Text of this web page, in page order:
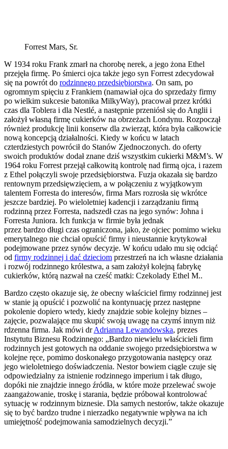
Forrest Mars, Sr.
W 1934 roku Frank zmarł na chorobę nerek, a jego żona Ethel
przejęła firmę. Po śmierci ojca także jego syn Forrest zdecydował
się na powrót do rodzinnego przedsiębiorstwa. On sam, po
ogromnym spięciu z Frankiem (namawiał ojca do sprzedaży firmy
po wielkim sukcesie batonika MilkyWay), pracował przez krótki
czas dla Toblera i dla Nestlé, a następnie przeniósł się do Anglii i
założył własną firmę cukierków na obrzeżach Londynu. Rozpoczął
również produkcję linii konserw dla zwierząt, która była całkowicie
nową koncepcją działalności. Kiedy w końcu w latach
czterdziestych powrócił do Stanów Zjednoczonych. do oferty
swoich produktów dodał znane dziś wszystkim cukierki M&M’s. W
1964 roku Forrest przejął całkowitą kontrolę nad firmą ojca, i razem
z Ethel połączyli swoje przedsiębiorstwa. Fuzja okazała się bardzo
rentownym przedsięwzięciem, a w połączeniu z wyjątkowym
talentem Forresta do interesów, firma Mars rozrosła się wkrótce
jeszcze bardziej. Po wieloletniej kadencji i zarządzaniu firmą
rodzinną przez Forresta, nadszedł czas na jego synów: Johna i
Forresta Juniora. Ich funkcja w firmie była jednak
przez bardzo długi czas ograniczona, jako, że ojciec pomimo wieku
emerytalnego nie chciał opuścić firmy i nieustannie krytykował
podejmowane przez synów decyzje. W końcu udało mu się odciąć
od firmy rodzinnej i dać dzieciom przestrzeń na ich własne działania
i rozwój rodzinnego królestwa, a sam założył kolejną fabrykę
cukierków, którą nazwał na cześć matki: Czekolady Ethel M..
Bardzo często okazuje się, że obecny właściciel firmy rodzinnej jest
w stanie ją opuścić i pozwolić na kontynuację przez następne
pokolenie dopiero wtedy, kiedy znajdzie sobie kolejny biznes –
zajęcie, pozwalające mu skupić swoją uwagę na czymś innym niż
rdzenna firma. Jak mówi drAdrianna Lewandowska, prezes
Instytutu Biznesu Rodzinnego: „Bardzo niewielu właścicieli firm
rodzinnych jest gotowych na oddanie swojego przedsiębiorstwa w
kolejne ręce, pomimo doskonałego przygotowania następcy oraz
jego wieloletniego doświadczenia. Nestor bowiem ciągle czuje się
odpowiedzialny za istnienie rodzinnego imperium i tak długo,
dopóki nie znajdzie innego źródła, w które może przelewać swoje
zaangażowanie, troskę i starania, będzie próbował kontrolować
sytuację w rodzinnym biznesie. Dla samych nestorów, także okazuje
się to być bardzo trudne i nierzadko negatywnie wpływa na ich
umiejętność podejmowania samodzielnych decyzji.”